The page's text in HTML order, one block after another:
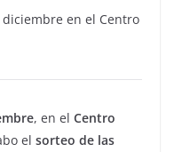
en el Centro
, en el Centro
el sorteo de las